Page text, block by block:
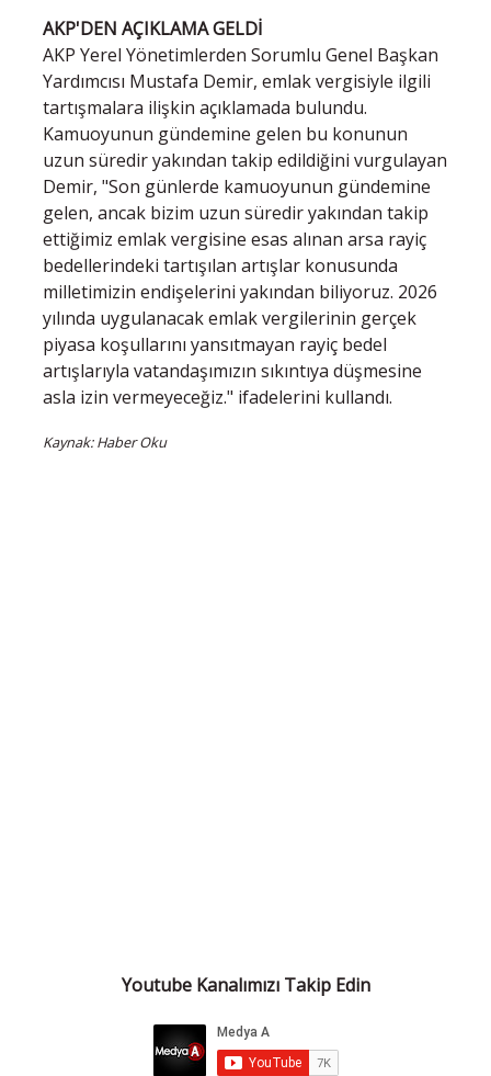
AKP'DEN AÇIKLAMA GELDİ
AKP Yerel Yönetimlerden Sorumlu Genel Başkan
Yardımcısı Mustafa Demir, emlak vergisiyle ilgili
tartışmalara ilişkin açıklamada bulundu.
Kamuoyunun gündemine gelen bu konunun
uzun süredir yakından takip edildiğini vurgulayan
Demir, "Son günlerde kamuoyunun gündemine
gelen, ancak bizim uzun süredir yakından takip
ettiğimiz emlak vergisine esas alınan arsa rayiç
bedellerindeki tartışılan artışlar konusunda
milletimizin endişelerini yakından biliyoruz. 2026
yılında uygulanacak emlak vergilerinin gerçek
piyasa koşullarını yansıtmayan rayiç bedel
artışlarıyla vatandaşımızın sıkıntıya düşmesine
asla izin vermeyeceğiz." ifadelerini kullandı.
Kaynak: Haber Oku
Youtube Kanalımızı Takip Edin